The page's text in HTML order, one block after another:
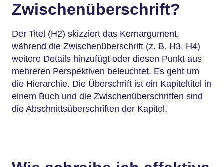
Zwischenüberschrift?
Der Titel (H2) skizziert das Kernargument,
während die Zwischenüberschrift (z. B. H3, H4)
weitere Details hinzufügt oder diesen Punkt aus
mehreren Perspektiven beleuchtet. Es geht um
die Hierarchie. Die Überschrift ist ein Kapiteltitel in
einem Buch und die Zwischenüberschriften sind
die Abschnittsüberschriften der Kapitel.